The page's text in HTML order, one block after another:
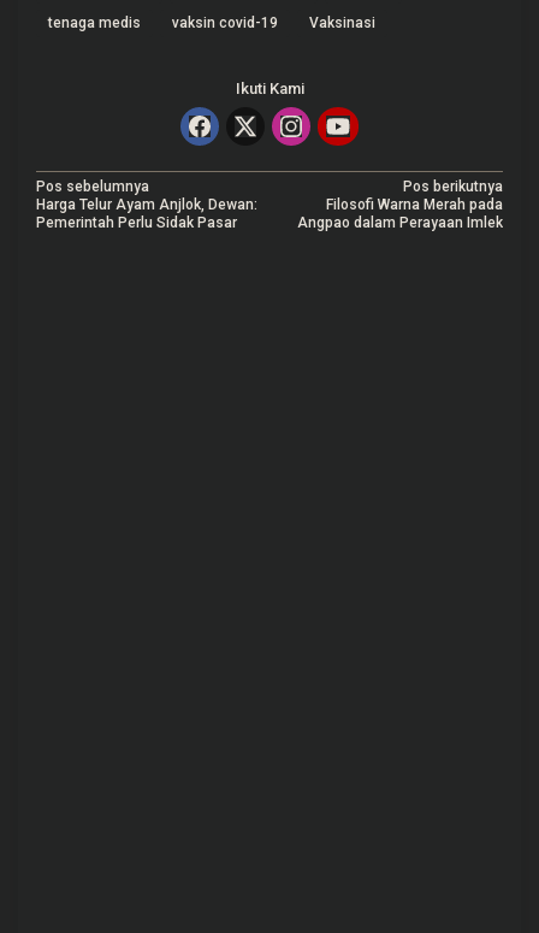
tenaga medis
vaksin covid-19 Vaksinasi
Ikuti Kami
N
a
Pos sebelumnya
Harga Telur Ayam Anjlok, Dewan:
Pemerintah Perlu Sidak Pasar
Pos berikutnya
Filosofi Warna Merah pada
Angpao dalam Perayaan Imlek